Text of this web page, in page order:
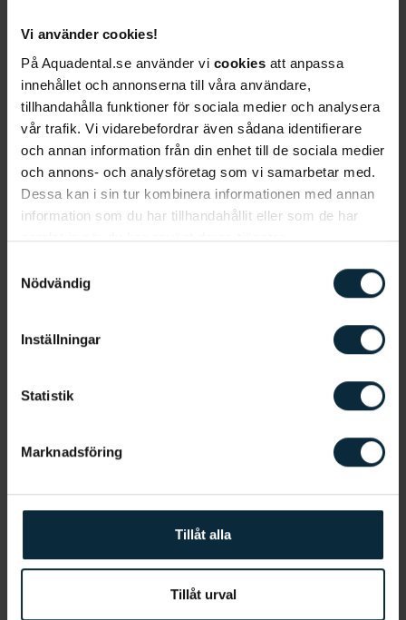
Vi använder cookies!
På Aquadental.se använder vi cookies att anpassa
innehållet och annonserna till våra användare,
tillhandahålla funktioner för sociala medier och analysera
vår trafik. Vi vidarebefordrar även sådana identifierare
och annan information från din enhet till de sociala medier
och annons- och analysföretag som vi samarbetar med.
Dessa kan i sin tur kombinera informationen med annan
information som du har tillhandahållit eller som de har
samlat in när du har använt deras tjänster.
Nödvändig
Inställningar
Statistik
Marknadsföring
Tillåt alla
Tillåt urval
för hårt då eltandborstar numera oftast har en
sensor som varnar när trycket är för hårt.
Undvik också att dricka läsk, energidryck och juice
då det skadar tandens emalj. I kombination med
mycket sötsaker får bakterier i munnen en
överaktivitet som leder till att du lättare drabbas
av karies. Du bör heller inte småäta allt för ofta då
tänderna behöver vila mellan måltiderna.
Använd fluoridjoner i din tandvårdsrutin. Se till att
använda en tandkräm och
som innehåller
grad motverkar initialkaries.
Även barn kan drabbas av dåliga tänder. Det gäller
dag barnet får sin första tand, då det visat sig att
munhälsan sätts i tidig ålder. Du bör borsta ditt
barns motorik inte är tillräckligt utvecklat för att
borsta alla områden i munnen innan de fyllt 10 år.
Upplever du motstånd från ditt barn, vore det klokt
att i varje fall kontrollera tandborstningen i